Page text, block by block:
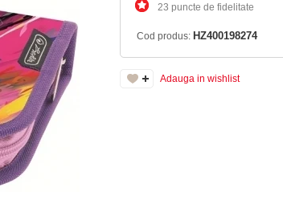
23 puncte de fidelitate
Cod produs: HZ400198274
Adauga in wishlist